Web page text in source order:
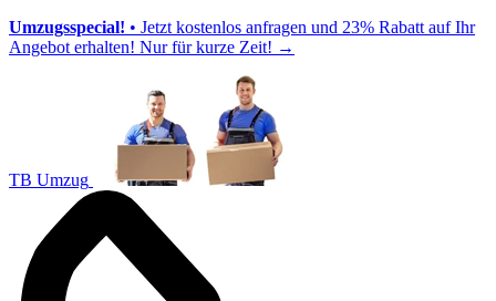
Umzugsspecial! • Jetzt kostenlos anfragen und 23% Rabatt auf Ihr
Angebot erhalten! Nur für kurze Zeit! →
TB Umzug